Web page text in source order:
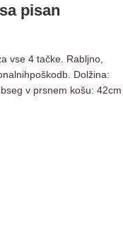
pisan
vse 4 tačke. Rabljno,
Dolžina:
v prsnem košu: 42cm